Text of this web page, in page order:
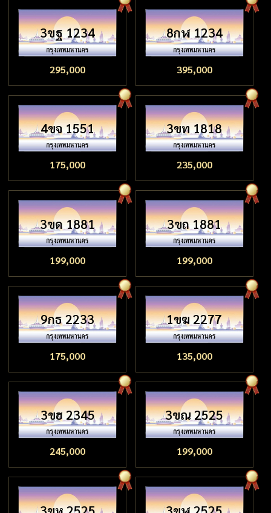
3ขฐ 1234
295,000
8กฬ 1234
395,000
4ขจ 1551
175,000
3ขท 1818
235,000
3ขด 1881
199,000
3ขถ 1881
199,000
9กธ 2233
175,000
1ขฆ 2277
135,000
3ขฮ 2345
245,000
3ขณ 2525
199,000